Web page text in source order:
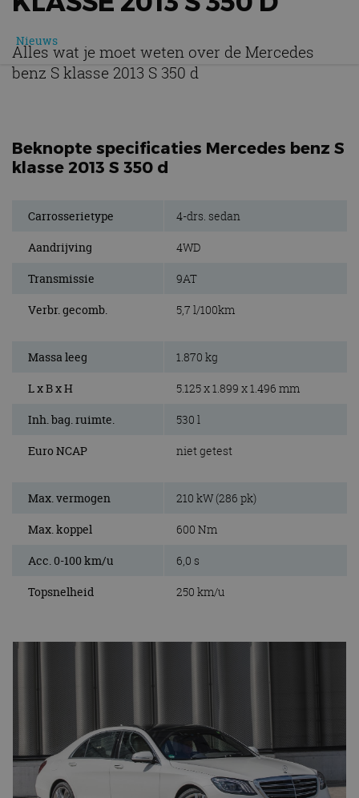
Nieuws
Alles wat je moet weten over de Mercedes
benz S klasse 2013 S 350 d
Beknopte specificaties Mercedes benz S
klasse 2013 S 350 d
Carrosserietype 4-drs. sedan
Aandrijving 4WD
Transmissie 9AT
Verbr. gecomb. 5,7 l/100km
Massa leeg 1.870 kg
L x B x H 5.125 x 1.899 x 1.496 mm
Inh. bag. ruimte. 530 l
Euro NCAP niet getest
Max. vermogen 210 kW (286 pk)
Max. koppel 600 Nm
Acc. 0-100 km/u 6,0 s
Topsnelheid 250 km/u